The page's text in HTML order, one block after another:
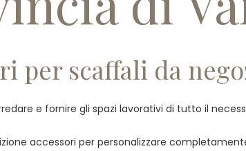
per scaffali da
e fornire gli spazi lavorativi di tutto il
accessori per personalizzare